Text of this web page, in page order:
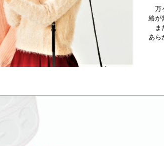
万
絡が
ま
あら